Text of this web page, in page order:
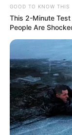
GOOD TO KNOW THIS
This 2-Minute Test
People Are